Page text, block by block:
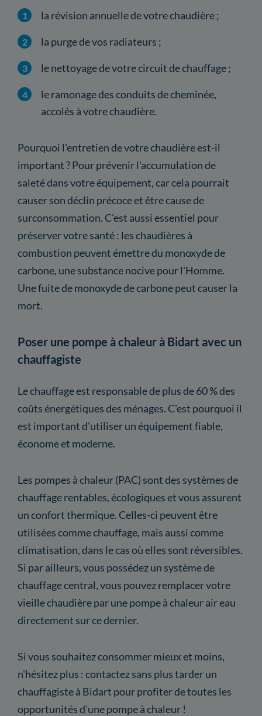
la révision annuelle de votre chaudière ;
la purge de vos radiateurs ;
le nettoyage de votre circuit de chauffage ;
le ramonage des conduits de cheminée,
accolés à votre chaudière.
Pourquoi l'entretien de votre chaudière est-il
important ? Pour prévenir l'accumulation de
saleté dans votre équipement, car cela pourrait
causer son déclin précoce et être cause de
surconsommation. C'est aussi essentiel pour
préserver votre santé : les chaudières à
combustion peuvent émettre du monoxyde de
carbone, une substance nocive pour l'Homme.
Une fuite de monoxyde de carbone peut causer la
mort.
Poser une pompe à chaleur à Bidart avec un
chauffagiste
Le chauffage est responsable de plus de 60 % des
coûts énergétiques des ménages. C'est pourquoi il
est important d'utiliser un équipement fiable,
économe et moderne.
Les pompes à chaleur (PAC) sont des systèmes de
chauffage rentables, écologiques et vous assurent
un confort thermique. Celles-ci peuvent être
utilisées comme chauffage, mais aussi comme
climatisation, dans le cas où elles sont réversibles.
Si par ailleurs, vous possédez un système de
chauffage central, vous pouvez remplacer votre
vieille chaudière par une pompe à chaleur air eau
directement sur ce dernier.
Si vous souhaitez consommer mieux et moins,
n'hésitez plus : contactez sans plus tarder un
chauffagiste à Bidart pour profiter de toutes les
opportunités d'une pompe à chaleur !